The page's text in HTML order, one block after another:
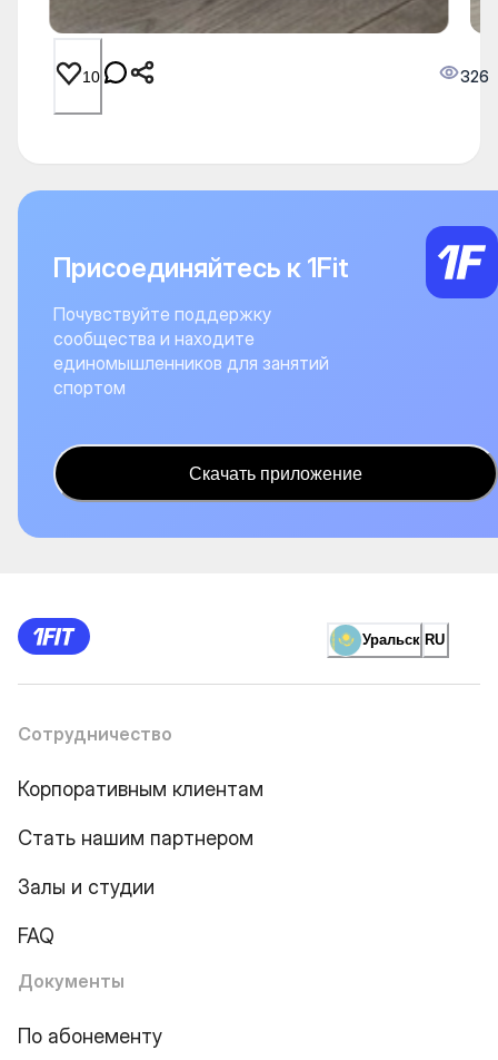
10 326
Присоединяйтесь к 1Fit
Почувствуйте поддержку
сообщества и находите
единомышленников для занятий
спортом
Скачать приложение
Уральск RU
Сотрудничество
Корпоративным клиентам
Стать нашим партнером
Залы и студии
FAQ
Документы
По абонементу